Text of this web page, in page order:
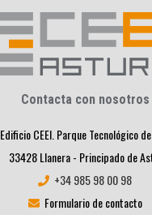
Contacta con nosotros
Edificio CEEI. Parque Tecnológico
33428 Llanera - Principado de
+34 985 98 00 98
Formulario de contacto